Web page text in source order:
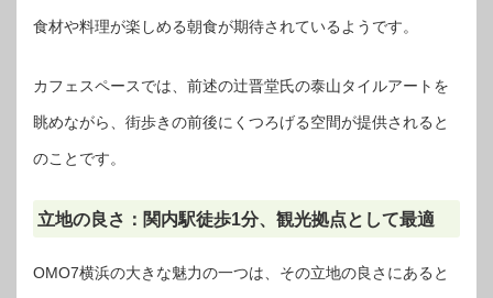
食材や料理が楽しめる朝食が期待されているようです。
カフェスペースでは、前述の辻晋堂氏の泰山タイルアートを
眺めながら、街歩きの前後にくつろげる空間が提供されると
のことです。
立地の良さ：関内駅徒歩1分、観光拠点として最適
OMO7横浜の大きな魅力の一つは、その立地の良さにあると